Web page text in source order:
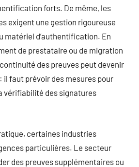
forts. De même, les
exigent une gestion rigoureuse
matériel d’authentification. En
de prestataire ou de migration
des preuves peut devenir
il faut prévoir des mesures pour
vérifiabilité des signatures
certaines industries
particulières. Le secteur
des preuves supplémentaires ou